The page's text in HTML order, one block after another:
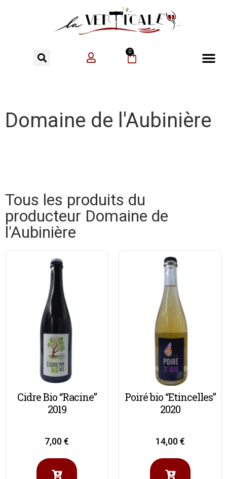
0
Domaine de l'Aubinière
Tous les produits du
producteur Domaine de
l'Aubinière
Cidre Bio “Racine”
2019
7,00€
Poiré bio “Etincelles”
2020
14,00€